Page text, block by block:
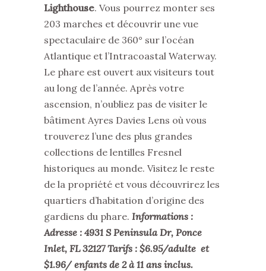
Lighthouse. Vous pourrez monter ses
203 marches et découvrir une vue
spectaculaire de 360° sur l’océan
Atlantique et l’Intracoastal Waterway.
Le phare est ouvert aux visiteurs tout
au long de l’année. Après votre
ascension, n’oubliez pas de visiter le
bâtiment Ayres Davies Lens où vous
trouverez l’une des plus grandes
collections de lentilles Fresnel
historiques au monde. Visitez le reste
de la propriété et vous découvrirez les
quartiers d’habitation d’origine des
gardiens du phare. Informations :
Adresse : 4931 S Peninsula Dr, Ponce
Inlet, FL 32127 Tarifs : $6.95/adulte et
$1.96/ enfants de 2 à 11 ans inclus.